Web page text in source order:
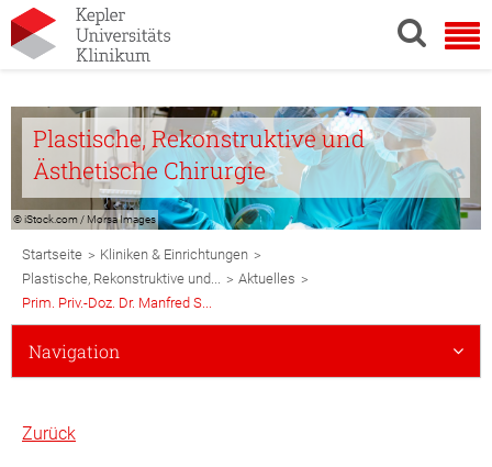
Plastische, Rekonstruktive und
Ästhetische Chirurgie
© iStock.com / Morsa Images
Breadcrumb
Navigation
Startseite > Kliniken & Einrichtungen >
Plastische, Rekonstruktive und... > Aktuelles >
Prim. Priv.-Doz. Dr. Manfred S...
Subnavigation
Mobile
Navigation
Zurück